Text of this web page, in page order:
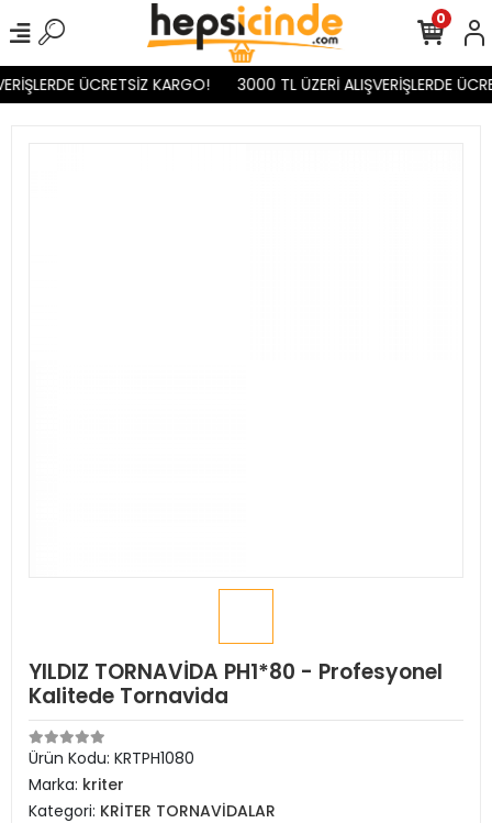
ÜCRETSİZ KARGO! 3000 TL ÜZERİ ALIŞVERİŞLERDE
0
YILDIZ TORNAVİDA PH1*80 - Profesyonel
Kalitede Tornavida
Ürün Kodu: KRTPH1080
Marka: kriter
Kategori: KRİTER TORNAVİDALAR